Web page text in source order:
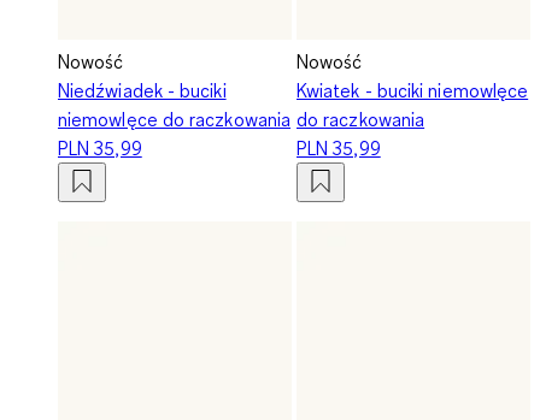
Nowość
Niedźwiadek - buciki
niemowlęce do raczkowania
PLN 35,99
Nowość
Kwiatek - buciki niemowlęce
do raczkowania
PLN 35,99